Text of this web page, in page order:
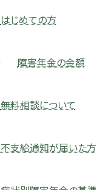
はじめての方
障害年金の金額
無料相談について
不支給通知が届いた方